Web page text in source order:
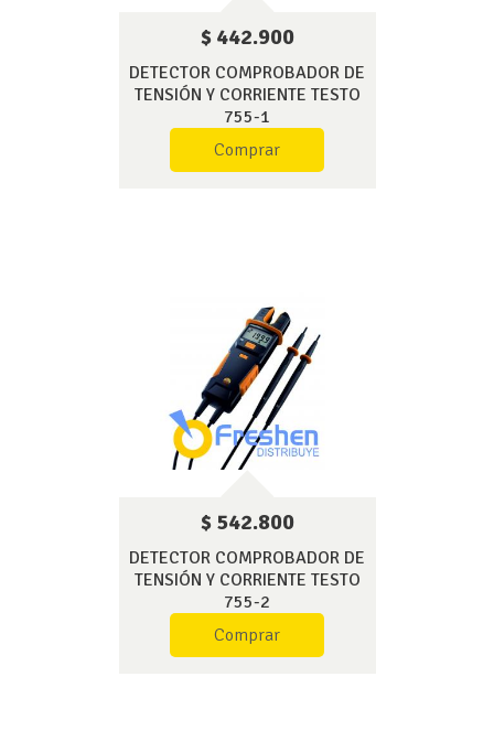
$ 442.900
DETECTOR COMPROBADOR DE
TENSIÓN Y CORRIENTE TESTO
755-1
Comprar
$ 542.800
DETECTOR COMPROBADOR DE
TENSIÓN Y CORRIENTE TESTO
755-2
Comprar